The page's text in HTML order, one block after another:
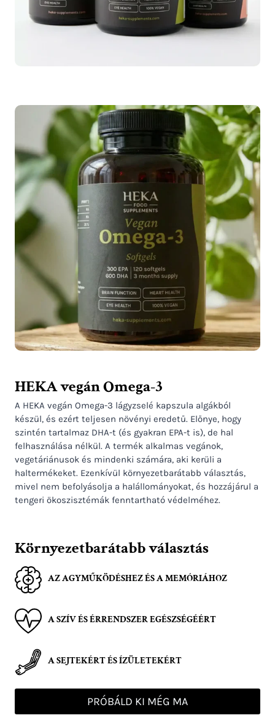
HEKA vegán Omega-3
A HEKA vegán Omega-3 lágyzselé kapszula algákból
készül, és ezért teljesen növényi eredetű. Előnye, hogy
szintén tartalmaz DHA-t (és gyakran EPA-t is), de hal
felhasználása nélkül. A termék alkalmas vegánok,
vegetáriánusok és mindenki számára, aki kerüli a
haltermékeket. Ezenkívül környezetbarátabb választás,
mivel nem befolyásolja a halállományokat, és hozzájárul a
tengeri ökoszisztémák fenntartható védelméhez.
Környezetbarátabb választás
AZ AGYMŰKÖDÉSHEZ ÉS A MEMÓRIÁHOZ
A SZÍV ÉS ÉRRENDSZER EGÉSZSÉGÉÉRT
A SEJTEKÉRT ÉS ÍZÜLETEKÉRT
PRÓBÁLD KI MÉG MA